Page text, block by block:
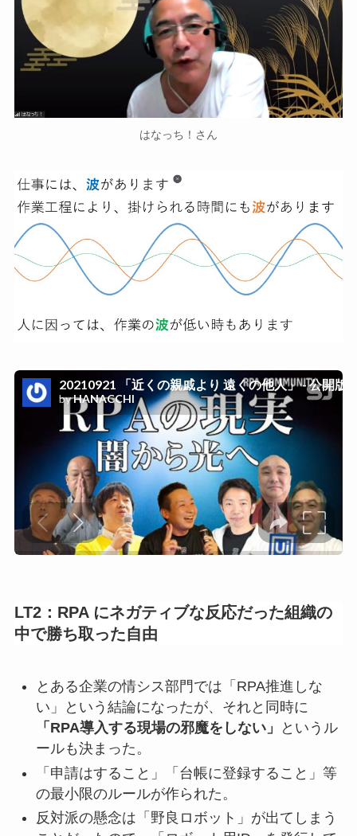
はなっち！さん
LT2：RPA にネガティブな反応だった組織の
中で勝ち取った自由
とある企業の情シス部門では「RPA推進しな
い」という結論になったが、それと同時に
「RPA導入する現場の邪魔をしない」
というル
ールも決まった。
「申請はすること」「台帳に登録すること」等
の最小限のルールが作られた。
反対派の懸念は「野良ロボット」が出てしまう